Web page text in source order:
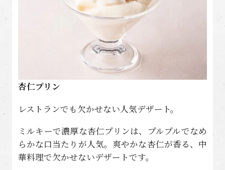
杏仁プリン
レストランでも欠かせない人気デザート。
ミルキーで濃厚な杏仁プリンは、プルプルでなめ
らかな口当たりが人気。爽やかな杏仁が香る、中
華料理で欠かせないデザートです。